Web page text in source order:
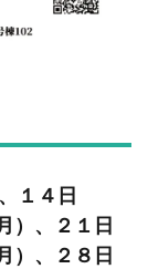
１４⽇
）、２１⽇
）、２８⽇